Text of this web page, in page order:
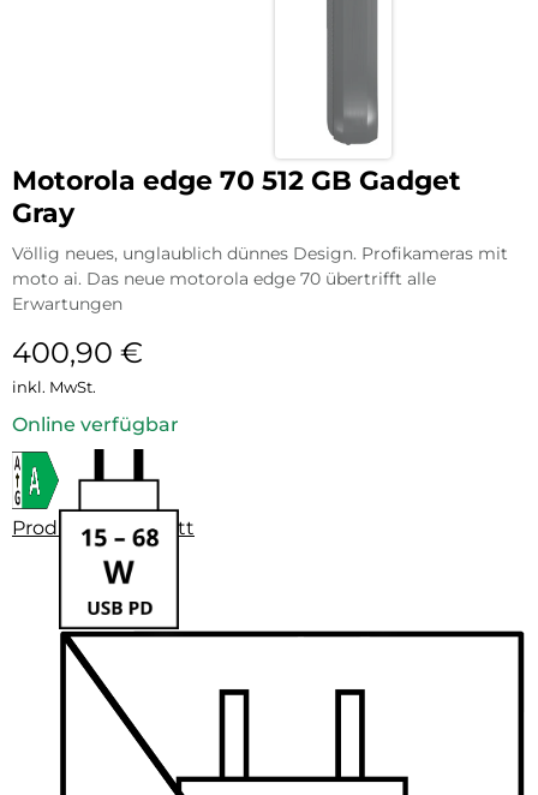
Motorola edge 70 512 GB Gadget
Gray
Völlig neues, unglaublich dünnes Design. Profikameras mit
moto ai. Das neue motorola edge 70 übertrifft alle
Erwartungen
400,90 €
inkl. MwSt.
Online verfügbar
Produktdatenblatt